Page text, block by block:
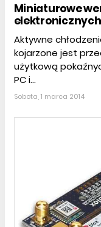
Miniaturowe
elektronicznych
Aktywne
kojarzone jest
użytkową
PC i...
Sobota, 1 marca 2014